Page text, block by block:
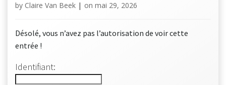
by Claire Van Beek | on mai 29, 2026
Désolé, vous n’avez pas l’autorisation de voir cette
entrée !
Identifiant: